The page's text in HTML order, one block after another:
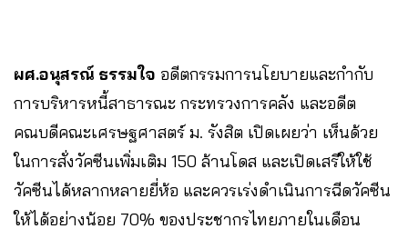
ผศ.อนุสรณ์ ธรรมใจ อดีตกรรมการนโยบายและกำกับ
การบริหารหนี้สาธารณะ กระทรวงการคลัง และอดีต
คณบดีคณะเศรษฐศาสตร์ ม. รังสิต เปิดเผยว่า เห็นด้วย
ในการสั่งวัคซีนเพิ่มเติม 150 ล้านโดส และเปิดเสรีให้ใช้
วัคซีนได้หลากหลายยี่ห้อ และควรเร่งดำเนินการฉีดวัคซีน
ให้ได้อย่างน้อย 70% ของประชากรไทยภายในเดือน